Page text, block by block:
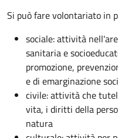
Si può fare volontariato in
sociale: attività
sanitaria e
promozione,
e di emarginazione
civile: attività che
vita, i diritti della
natura